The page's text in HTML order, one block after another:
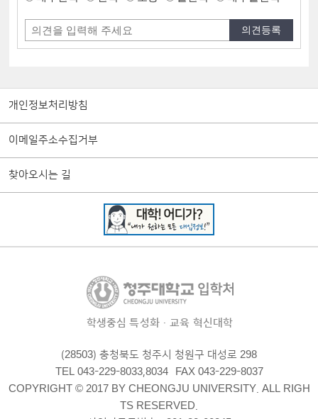
개인정보처리방침
이메일주소수집거부
찾아오시는 길
학생중심 특성화·교육 혁신대학
(28503) 충청북도 청주시 청원구 대성로 298
TEL 043-229-8033,8034
FAX 043-229-8037
COPYRIGHT © 2017 BY CHEONGJU UNIVERSITY. ALL RIGH
TS RESERVED.